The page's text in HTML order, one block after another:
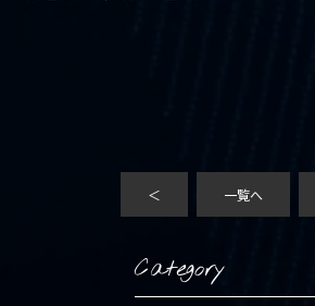
＜ 一覧へ
Category